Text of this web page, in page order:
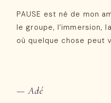
PAUSE est né de mon
le groupe, l’immersion,
où quelque chose peut
— Adé